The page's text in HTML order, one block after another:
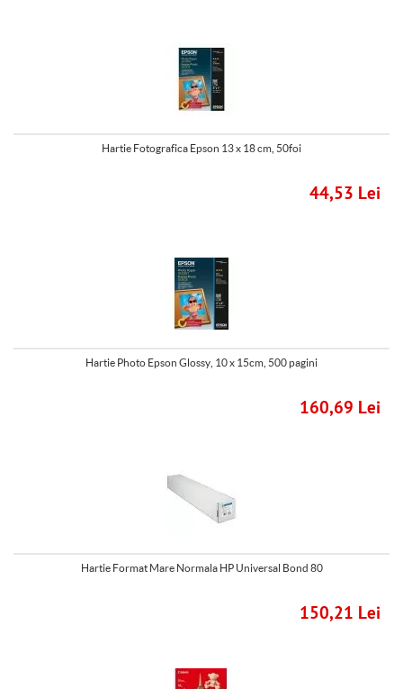
Hartie Fotografica Epson 13 x 18 cm, 50foi
44,53 Lei
Hartie Photo Epson Glossy, 10 x 15cm, 500 pagini
160,69 Lei
Hartie Format Mare Normala HP Universal Bond 80
150,21 Lei